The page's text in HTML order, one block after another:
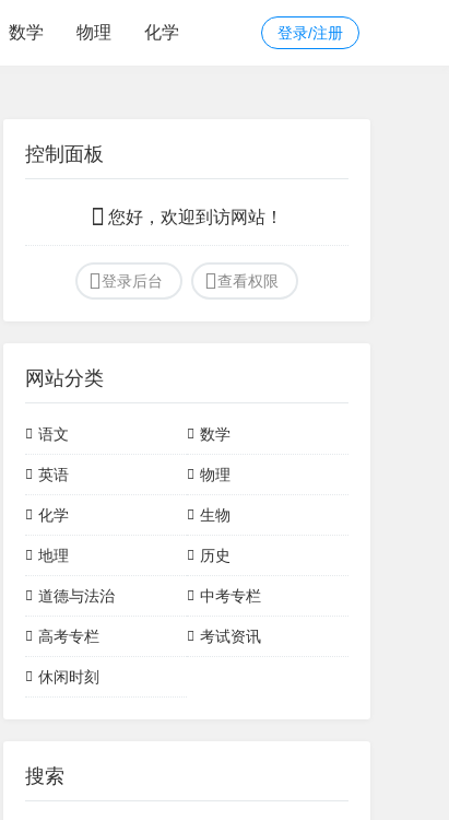
登录/注册
数学 物理 化学
控制面板
您好，欢迎到访网站！
登录后台 查看权限
网站分类
语文
诗词
数学
一次函数
圆
英语
语法
物理
化学
高中化学
有机化合物 化学常识
化学实验
生物
地理 历史
道德与法治 中考专栏
高考专栏 考试资讯
休闲时刻
搜索